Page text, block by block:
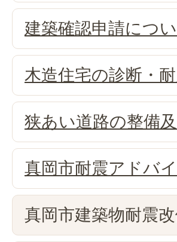
建築確認申請につ
木造住宅の診断・
狭あい道路の整備
真岡市耐震アドバ
真岡市建築物耐震